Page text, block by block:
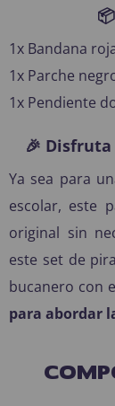
1x Bandana
1x Parche
1x Pendiente
🎉
Ya sea para
escolar, este
original sin
este set de
bucanero con
para abordar